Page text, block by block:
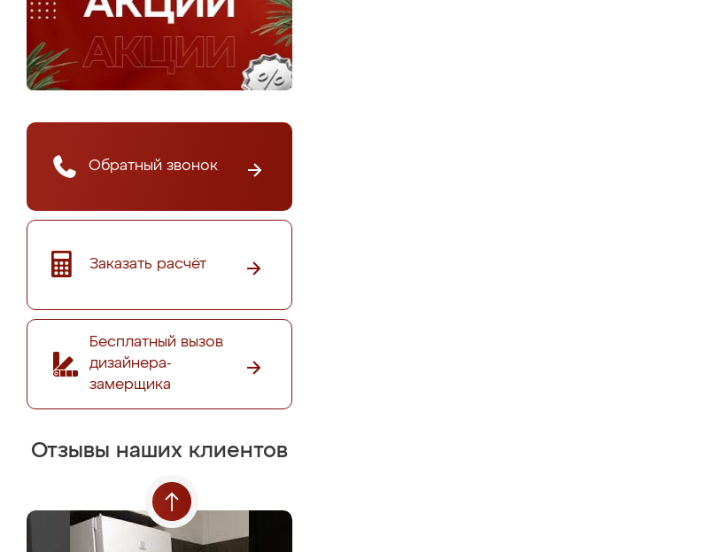
Обратный звонок
Заказать расчёт
Бесплатный вызов
дизайнера-
замерщика
Отзывы наших клиентов